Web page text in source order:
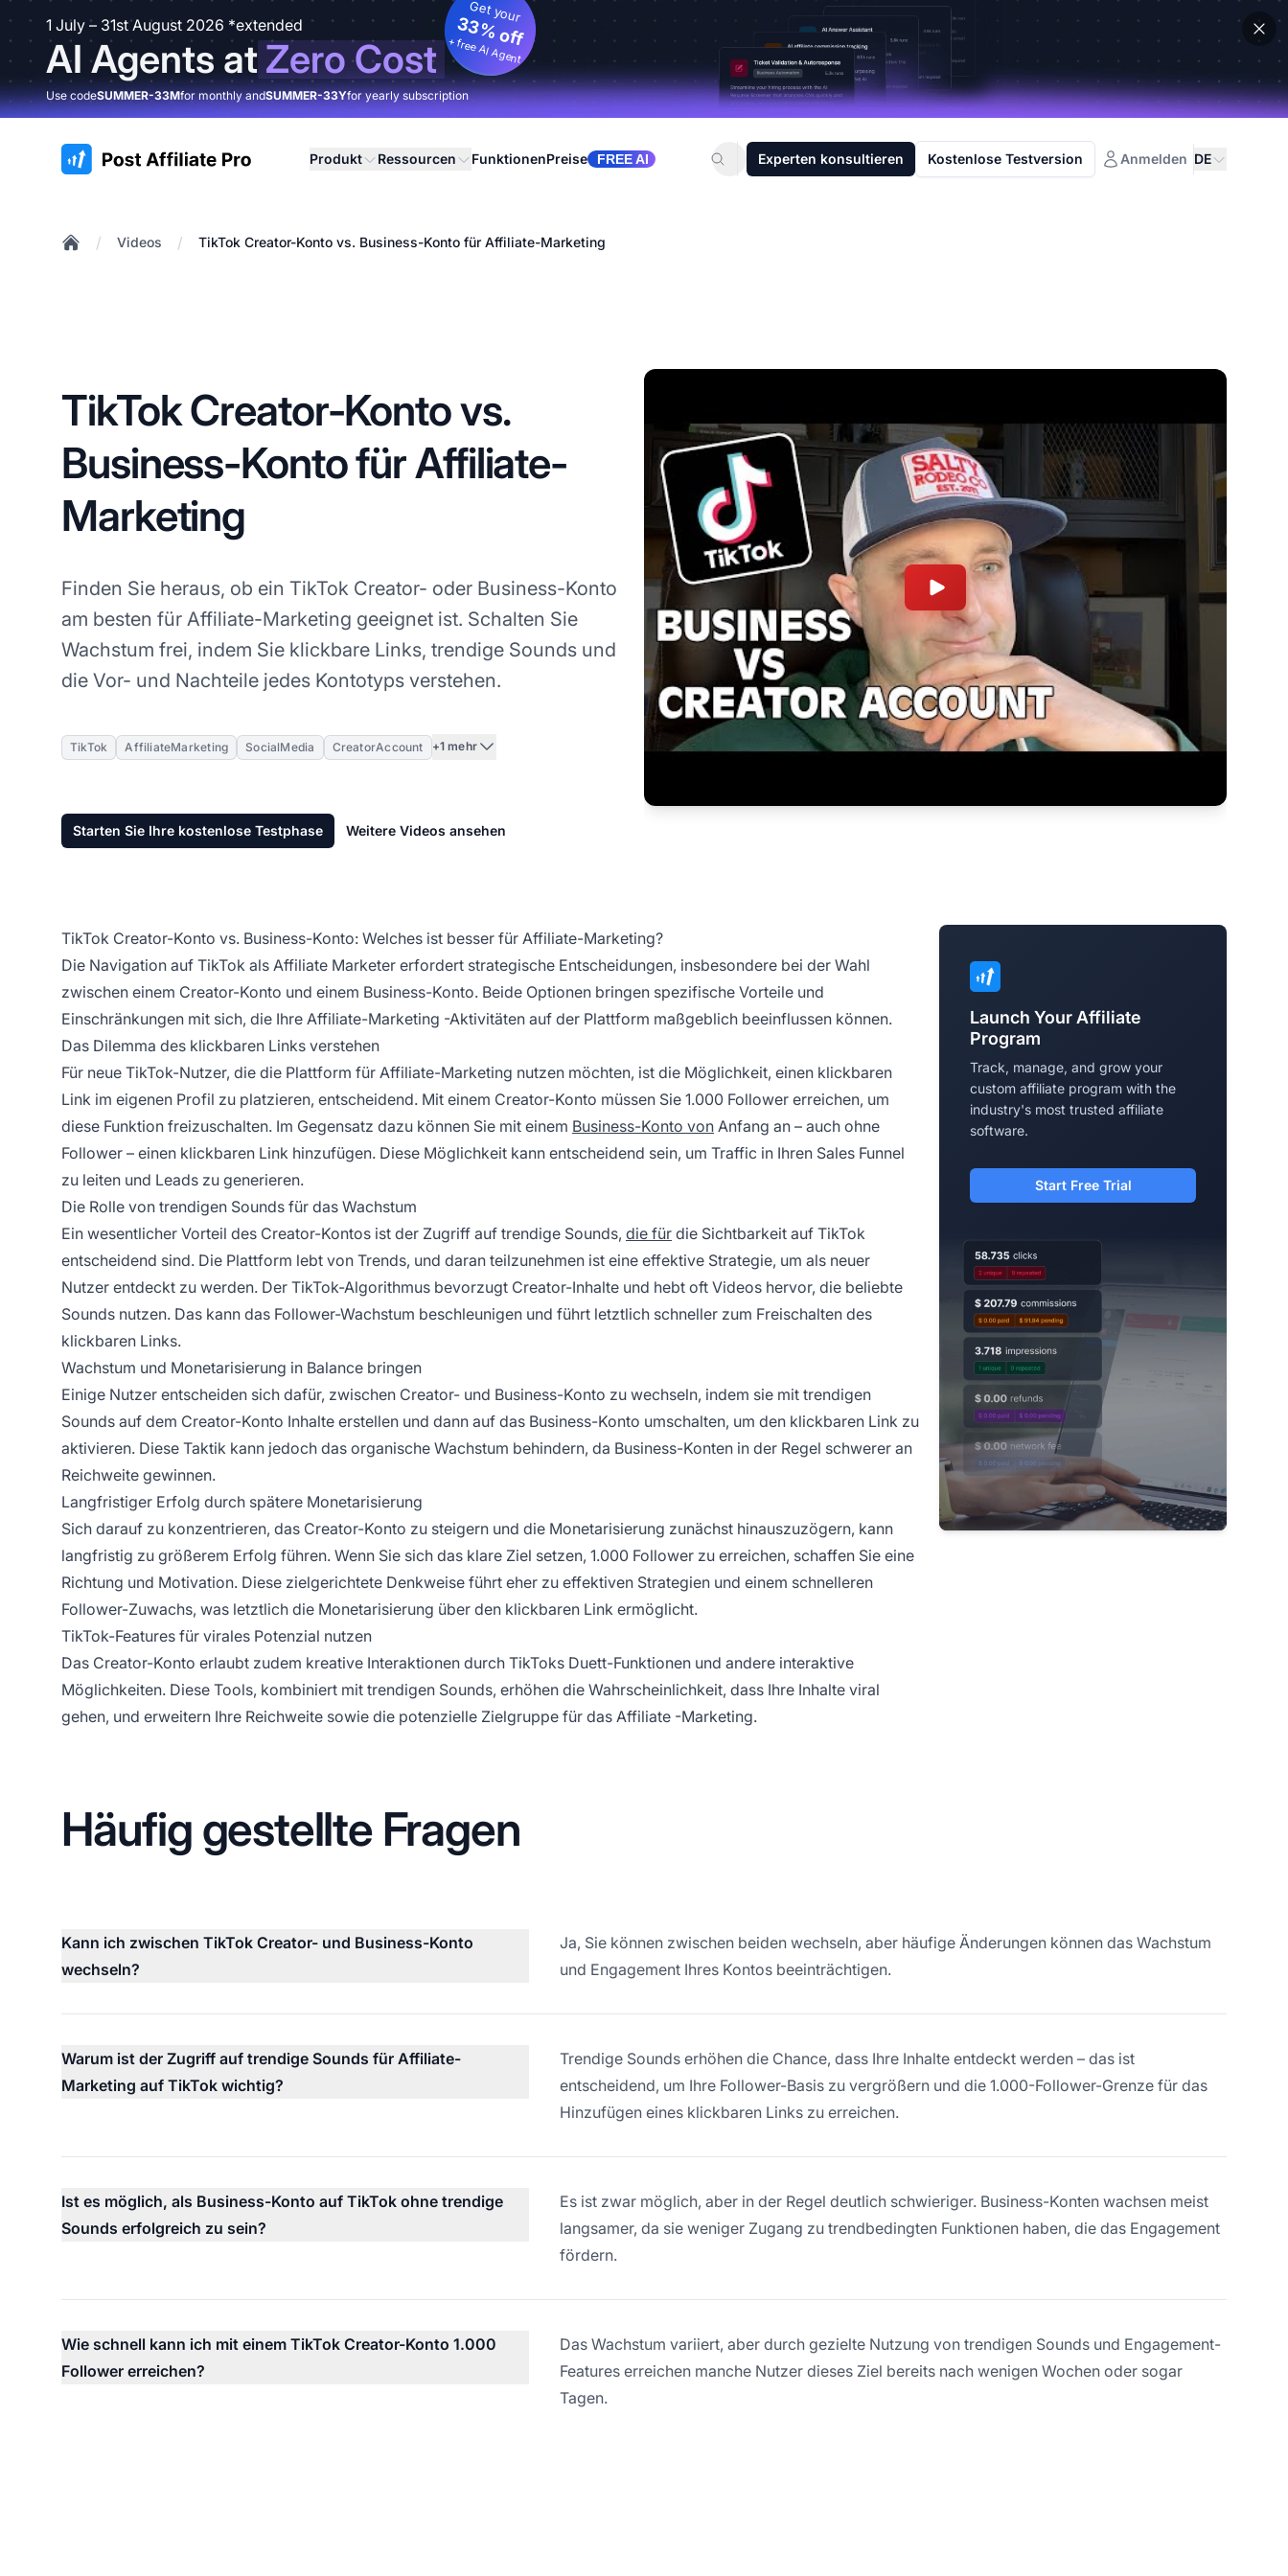
1 July – 31st August 2026 *extended
AI Agents atZero Cost
Get your
33% off
+ free AI Agent
Use codeSUMMER-33Mfor monthly andSUMMER-33Yfor yearly subscription
:site.title Produkt Ressourcen FunktionenPreise FREE AI Experten konsultieren Kostenlose Testversion Anmelden DE
/ Videos / TikTok Creator-Konto vs. Business-Konto für Affiliate-Marketing
TikTok Creator-Konto vs.
Business-Konto für Affiliate-
Marketing
Finden Sie heraus, ob ein TikTok Creator- oder Business-Konto
am besten für Affiliate-Marketing geeignet ist. Schalten Sie
Wachstum frei, indem Sie klickbare Links, trendige Sounds und
die Vor- und Nachteile jedes Kontotyps verstehen.
TikTok AffiliateMarketing SocialMedia CreatorAccount +1 mehr
Starten Sie Ihre kostenlose Testphase Weitere Videos ansehen
TikTok Creator-Konto vs. Business-Konto: Welches ist besser für Affiliate-Marketing?
Die Navigation auf TikTok als Affiliate Marketer erfordert strategische Entscheidungen, insbesondere bei der Wahl
zwischen einem Creator-Konto und einem Business-Konto. Beide Optionen bringen spezifische Vorteile und
Einschränkungen mit sich, die Ihre Affiliate-Marketing -Aktivitäten auf der Plattform maßgeblich beeinflussen können.
Das Dilemma des klickbaren Links verstehen
Für neue TikTok-Nutzer, die die Plattform für Affiliate-Marketing nutzen möchten, ist die Möglichkeit, einen klickbaren
Link im eigenen Profil zu platzieren, entscheidend. Mit einem Creator-Konto müssen Sie 1.000 Follower erreichen, um
diese Funktion freizuschalten. Im Gegensatz dazu können Sie mit einem Business-Konto von Anfang an – auch ohne
Follower – einen klickbaren Link hinzufügen. Diese Möglichkeit kann entscheidend sein, um Traffic in Ihren Sales Funnel
zu leiten und Leads zu generieren.
Die Rolle von trendigen Sounds für das Wachstum
Ein wesentlicher Vorteil des Creator-Kontos ist der Zugriff auf trendige Sounds, die für die Sichtbarkeit auf TikTok
entscheidend sind. Die Plattform lebt von Trends, und daran teilzunehmen ist eine effektive Strategie, um als neuer
Nutzer entdeckt zu werden. Der TikTok-Algorithmus bevorzugt Creator-Inhalte und hebt oft Videos hervor, die beliebte
Sounds nutzen. Das kann das Follower-Wachstum beschleunigen und führt letztlich schneller zum Freischalten des
klickbaren Links.
Wachstum und Monetarisierung in Balance bringen
Einige Nutzer entscheiden sich dafür, zwischen Creator- und Business-Konto zu wechseln, indem sie mit trendigen
Sounds auf dem Creator-Konto Inhalte erstellen und dann auf das Business-Konto umschalten, um den klickbaren Link zu
aktivieren. Diese Taktik kann jedoch das organische Wachstum behindern, da Business-Konten in der Regel schwerer an
Reichweite gewinnen.
Langfristiger Erfolg durch spätere Monetarisierung
Sich darauf zu konzentrieren, das Creator-Konto zu steigern und die Monetarisierung zunächst hinauszuzögern, kann
langfristig zu größerem Erfolg führen. Wenn Sie sich das klare Ziel setzen, 1.000 Follower zu erreichen, schaffen Sie eine
Richtung und Motivation. Diese zielgerichtete Denkweise führt eher zu effektiven Strategien und einem schnelleren
Follower-Zuwachs, was letztlich die Monetarisierung über den klickbaren Link ermöglicht.
TikTok-Features für virales Potenzial nutzen
Das Creator-Konto erlaubt zudem kreative Interaktionen durch TikToks Duett-Funktionen und andere interaktive
Möglichkeiten. Diese Tools, kombiniert mit trendigen Sounds, erhöhen die Wahrscheinlichkeit, dass Ihre Inhalte viral
gehen, und erweitern Ihre Reichweite sowie die potenzielle Zielgruppe für das Affiliate -Marketing.
Launch Your Affiliate
Program
Track, manage, and grow your
custom affiliate program with the
industry's most trusted affiliate
software.
Start Free Trial
Häufig gestellte Fragen
Kann ich zwischen TikTok Creator- und Business-Konto
wechseln?
Ja, Sie können zwischen beiden wechseln, aber häufige Änderungen können das Wachstum
und Engagement Ihres Kontos beeinträchtigen.
Warum ist der Zugriff auf trendige Sounds für Affiliate-
Marketing auf TikTok wichtig?
Trendige Sounds erhöhen die Chance, dass Ihre Inhalte entdeckt werden – das ist
entscheidend, um Ihre Follower-Basis zu vergrößern und die 1.000-Follower-Grenze für das
Hinzufügen eines klickbaren Links zu erreichen.
Ist es möglich, als Business-Konto auf TikTok ohne trendige
Sounds erfolgreich zu sein?
Es ist zwar möglich, aber in der Regel deutlich schwieriger. Business-Konten wachsen meist
langsamer, da sie weniger Zugang zu trendbedingten Funktionen haben, die das Engagement
fördern.
Wie schnell kann ich mit einem TikTok Creator-Konto 1.000
Follower erreichen?
Das Wachstum variiert, aber durch gezielte Nutzung von trendigen Sounds und Engagement-
Features erreichen manche Nutzer dieses Ziel bereits nach wenigen Wochen oder sogar
Tagen.